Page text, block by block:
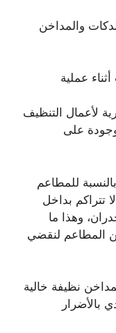
والمداخن
عملية
لأعمال التنظيف
على
للمطاعم
تتراكم بداخل
وهذا ما
المطاعم لنقضي
نظيفة خالية
بالأضرار